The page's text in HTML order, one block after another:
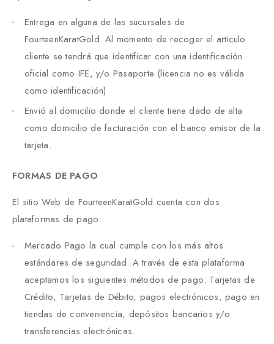
Entrega en alguna de las sucursales de
FourteenKaratGold. Al momento de recoger el articulo
cliente se tendrá que identificar con una identificación
oficial como IFE, y/o Pasaporte (licencia no es válida
como identificación)
Envió al domicilio donde el cliente tiene dado de alta
como domicilio de facturación con el banco emisor de la
tarjeta.
FORMAS DE PAGO
El sitio Web de FourteenKaratGold cuenta con dos
plataformas de pago:
Mercado Pago la cual cumple con los más altos
estándares de seguridad. A través de esta plataforma
aceptamos los siguientes métodos de pago: Tarjetas de
Crédito, Tarjetas de Débito, pagos electrónicos, pago en
tiendas de conveniencia, depósitos bancarios y/o
transferencias electrónicas.